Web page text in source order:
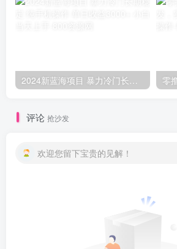
2024新蓝海项目 暴力冷门长期稳定 纯手机操作 单日收益3000+ 小白当天上手
评论 抢沙发
欢迎您留下宝贵的见解！